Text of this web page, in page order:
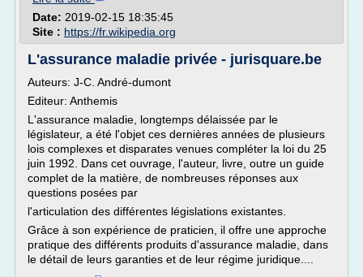
Date: 2019-02-15 18:35:45
Site : https://fr.wikipedia.org
L'assurance maladie privée - jurisquare.be
Auteurs: J-C. André-dumont
Editeur: Anthemis
L'assurance maladie, longtemps délaissée par le
législateur, a été l'objet ces dernières années de plusieurs
lois complexes et disparates venues compléter la loi du 25
juin 1992. Dans cet ouvrage, l'auteur, livre, outre un guide
complet de la matière, de nombreuses réponses aux
questions posées par
l'articulation des différentes législations existantes.
Grâce à son expérience de praticien, il offre une approche
pratique des différents produits d'assurance maladie, dans
le détail de leurs garanties et de leur régime juridique....